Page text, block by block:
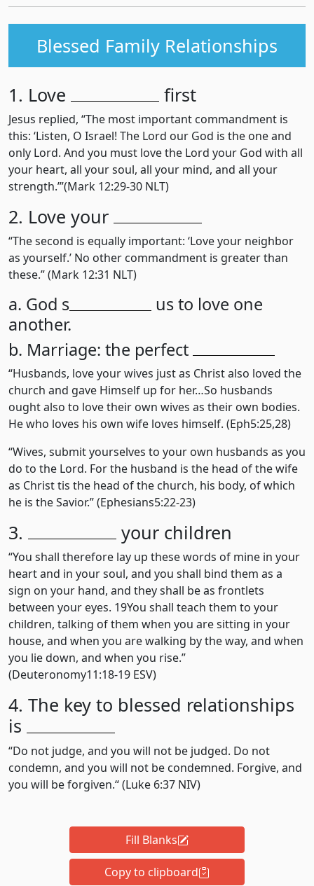
Blessed Family Relationships
1. Love first
Jesus replied, “The most important commandment is
this: ‘Listen, O Israel! The Lord our God is the one and
only Lord. And you must love the Lord your God with all
your heart, all your soul, all your mind, and all your
strength.’”(Mark 12:29-30 NLT)
2. Love your
“The second is equally important: ‘Love your neighbor
as yourself.’ No other commandment is greater than
these.” (Mark 12:31 NLT)
a. God s
us to love one
another.
b. Marriage: the perfect
“Husbands, love your wives just as Christ also loved the
church and gave Himself up for her…So husbands
ought also to love their own wives as their own bodies.
He who loves his own wife loves himself. (Eph5:25,28)
“Wives, submit yourselves to your own husbands as you
do to the Lord. For the husband is the head of the wife
as Christ tis the head of the church, his body, of which
he is the Savior.” (Ephesians5:22-23)
3. your children
“You shall therefore lay up these words of mine in your
heart and in your soul, and you shall bind them as a
sign on your hand, and they shall be as frontlets
between your eyes. 19You shall teach them to your
children, talking of them when you are sitting in your
house, and when you are walking by the way, and when
you lie down, and when you rise.”
(Deuteronomy‬11‬:‭18‬-‭19‬ ‭ESV‬‬)
4. The key to blessed relationships
is
“Do not judge, and you will not be judged. Do not
condemn, and you will not be condemned. Forgive, and
you will be forgiven.“ (Luke‬ ‭6‬:‭37‬ ‭NIV)‬‬
Fill Blanks
Copy to clipboard